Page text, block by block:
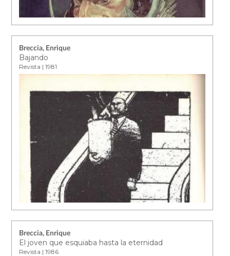
Breccia, Enrique
Bajando
Revista | 1981
Breccia, Enrique
El joven que esquiaba hasta la eternidad
Revista | 1986